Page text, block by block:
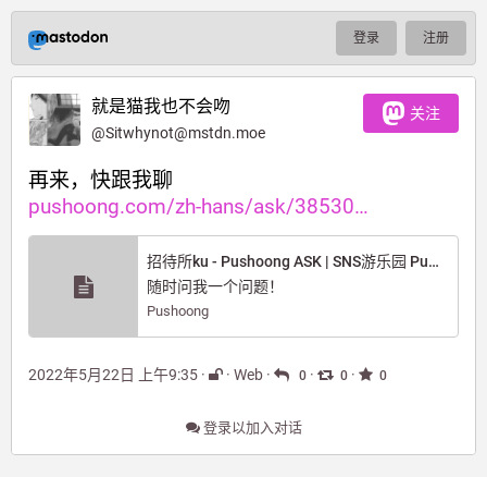
登录 注册
就是猫我也不会吻
@Sitwhynot@mstdn.moe
关注
再来，快跟我聊
pushoong.com/zh-hans/ask/38530
招待所ku - Pushoong ASK | SNS游乐园 Pushoong
随时问我一个问题！
Pushoong
2022年5月22日 上午9:35 · · Web · 0 · 0 · 0
登录以加入对话